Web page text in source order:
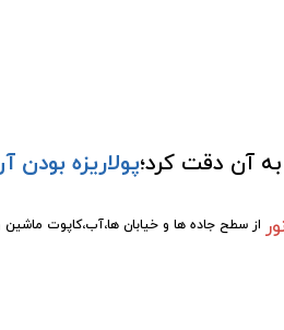
به آن دقت کرد؛پولاریزه
از سطح جاده ها و خیابان ها،آب،کاپوت